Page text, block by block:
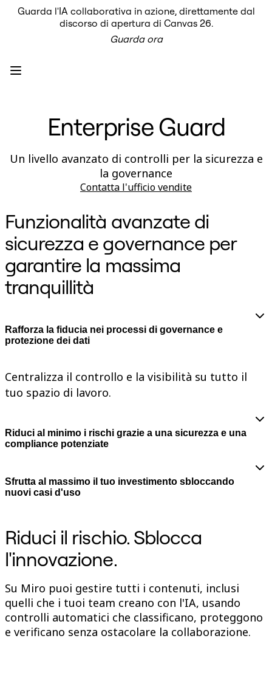
In primo piano
Intelligent Canvas™
Connettori
Server MCP
Esplora i playbook di IA
Blueprint
Integrazioni
Sicurezza
Enterprise Guard
Scarica le app
Formati
Diagrammi
Kanban
Timeline
Talktrack
Tables
Casi d'uso
In primo piano
Esplora i playbook di IA
Diagramming
Workshop
Flussi
Contenuti specializzati
Progettazione tecnica e documentazione
Prototipi e wireframe
Planning & Delivery
Pianifica obiettivi
Org design
Soluzioni
Enterprise
Piccole imprese
Startup
Per settore
Digitale
Guarda l'IA collaborativa in azione, direttamente dal
discorso di apertura di Canvas 26.
Guarda ora
Enterprise Guard
Un livello avanzato di controlli per la sicurezza e
la governance
Contatta l'ufficio vendite
Funzionalità avanzate di
sicurezza e governance per
garantire la massima
tranquillità
Rafforza la fiducia nei processi di governance e
protezione dei dati
Centralizza il controllo e la visibilità su tutto il
tuo spazio di lavoro.
Riduci al minimo i rischi grazie a una sicurezza e una
compliance potenziate
Sfrutta al massimo il tuo investimento sbloccando
nuovi casi d'uso
Riduci il rischio. Sblocca
l'innovazione.
Su Miro puoi gestire tutti i contenuti, inclusi
quelli che i tuoi team creano con l'IA, usando
controlli automatici che classificano, proteggono
e verificano senza ostacolare la collaborazione.